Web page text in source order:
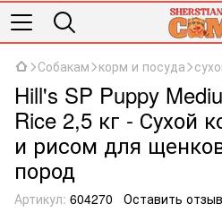
Собакам корм и посуда
Hill's SP Puppy
Rice 2,5 кг - Сухой
и рисом для
пород
Артикул: 604270 Оставить отзыв